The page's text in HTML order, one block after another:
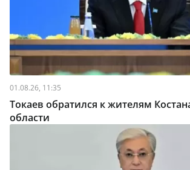
01.08.26, 11:35
Токаев обратился к жителям
области